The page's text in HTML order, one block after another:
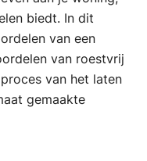
biedt. In dit
van een
van roestvrij
van het laten
gemaakte